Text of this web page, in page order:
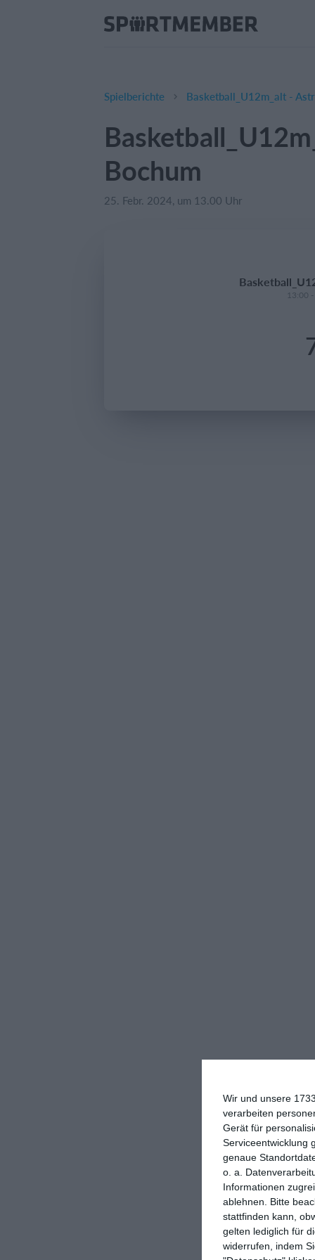
Wir und unsere
verarbeiten
Gerät für
Serviceentwicklung
genaue
o. a.
Informationen
ablehnen.
Bitte
stattfinden kann,
gelten lediglich für
widerrufen, indem
Spielberichte Basketball_U12m_alt -
Bochum
25. Febr. 2024, um 13.00 Uhr
13:00